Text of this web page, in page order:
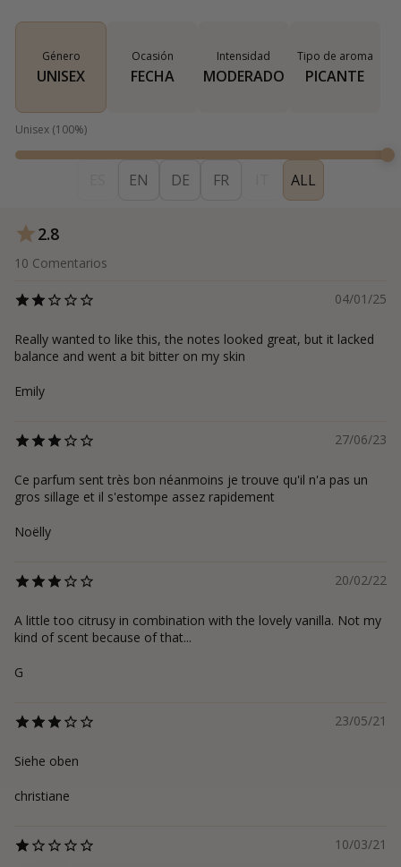
Género
UNISEX
Ocasión
FECHA
Intensidad
MODERADO
Tipo de aroma
PICANTE
Unisex (100%)
EN DE FR ALL
2.8
10 Comentarios
04/01/25
Really wanted to like this, the notes looked great, but it lacked
balance and went a bit bitter on my skin
Emily
27/06/23
Ce parfum sent très bon néanmoins je trouve qu'il n'a pas un
gros sillage et il s'estompe assez rapidement
Noëlly
20/02/22
A little too citrusy in combination with the lovely vanilla. Not my
kind of scent because of that...
G
23/05/21
Siehe oben
christiane
10/03/21